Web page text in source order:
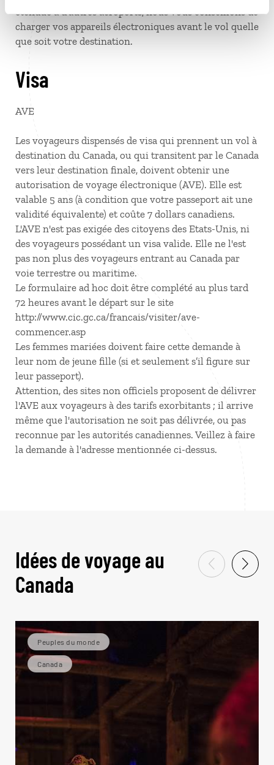
étendue à d’autres aéroports, nous vous conseillons de
charger vos appareils électroniques avant le vol quelle
que soit votre destination.
Visa
AVE
Les voyageurs dispensés de visa qui prennent un vol à
destination du Canada, ou qui transitent par le Canada
vers leur destination finale, doivent obtenir une
autorisation de voyage électronique (AVE). Elle est
valable 5 ans (à condition que votre passeport ait une
validité équivalente) et coûte 7 dollars canadiens.
L'AVE n'est pas exigée des citoyens des Etats-Unis, ni
des voyageurs possédant un visa valide. Elle ne l'est
pas non plus des voyageurs entrant au Canada par
voie terrestre ou maritime.
Le formulaire ad hoc doit être complété au plus tard
72 heures avant le départ sur le site
http://www.cic.gc.ca/francais/visiter/ave-
commencer.asp
Les femmes mariées doivent faire cette demande à
leur nom de jeune fille (si et seulement s’il figure sur
leur passeport).
Attention, des sites non officiels proposent de délivrer
l'AVE aux voyageurs à des tarifs exorbitants ; il arrive
même que l'autorisation ne soit pas délivrée, ou pas
reconnue par les autorités canadiennes. Veillez à faire
la demande à l'adresse mentionnée ci-dessus.
Idées de voyage au
Canada
Peuples du monde
Canada